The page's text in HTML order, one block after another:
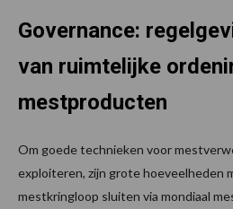
Governance:
van ruimtelijke
mestproducten
Om goede technieken voor
exploiteren, zijn grote hoeveelheden
mestkringloop sluiten via mondiaal